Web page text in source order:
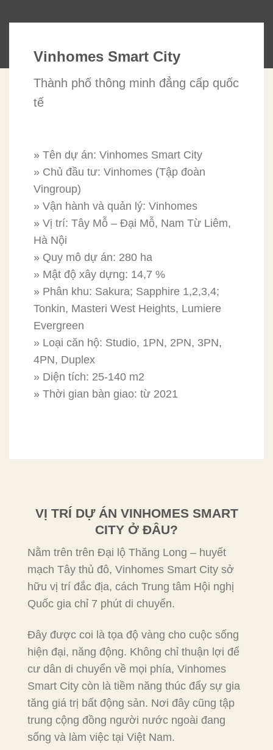
Vinhomes Smart City
Thành phố thông minh đẳng cấp quốc
tế
» Tên dự án: Vinhomes Smart City
» Chủ đầu tư: Vinhomes (Tập đoàn
Vingroup)
» Vận hành và quản lý: Vinhomes
» Vị trí: Tây Mỗ – Đại Mỗ, Nam Từ Liêm,
Hà Nội
» Quy mô dự án: 280 ha
» Mật độ xây dựng: 14,7 %
» Phân khu: Sakura; Sapphire 1,2,3,4;
Tonkin, Masteri West Heights, Lumiere
Evergreen
» Loại căn hộ: Studio, 1PN, 2PN, 3PN,
4PN, Duplex
» Diện tích: 25-140 m2
» Thời gian bàn giao: từ 2021
VỊ TRÍ DỰ ÁN VINHOMES SMART
CITY Ở ĐÂU?
Nằm trên trên Đại lộ Thăng Long – huyết
mạch Tây thủ đô, Vinhomes Smart City sở
hữu vị trí đắc địa, cách Trung tâm Hội nghị
Quốc gia chỉ 7 phút di chuyển.
Đây được coi là tọa độ vàng cho cuộc sống
hiện đại, năng động. Không chỉ thuận lợi để
cư dân di chuyển về mọi phía, Vinhomes
Smart City còn là tiềm năng thúc đẩy sự gia
tăng giá trị bất động sản. Nơi đây cũng tập
trung cộng đồng người nước ngoài đang
sống và làm việc tại Việt Nam.